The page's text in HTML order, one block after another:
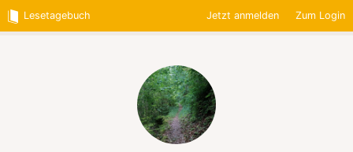
Lesetagebuch Jetzt anmelden Zum Login